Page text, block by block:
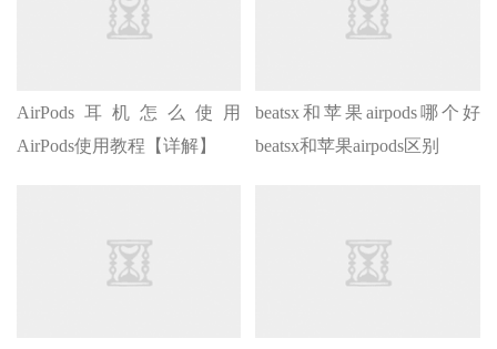
AirPods耳机怎么使用
AirPods使用教程【详解】
beatsx和苹果airpods哪个好
beatsx和苹果airpods区别